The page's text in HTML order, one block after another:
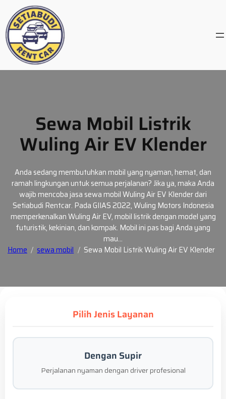
content
Sewa Mobil Listrik
Wuling Air EV Klender
Anda sedang membutuhkan mobil yang nyaman, hemat, dan
ramah lingkungan untuk semua perjalanan? Jika ya, maka Anda
wajib mencoba jasa sewa mobil Wuling Air EV Klender dari
Setiabudi Rentcar. Pada GIIAS 2022, Wuling Motors Indonesia
memperkenalkan Wuling Air EV, mobil listrik dengan model yang
futuristik, kekinian, dan kompak. Mobil ini pas bagi Anda yang
mau…
Home
sewa mobil Sewa Mobil Listrik Wuling Air EV Klender
Pilih Jenis Layanan
Dengan Supir
Perjalanan nyaman dengan driver profesional